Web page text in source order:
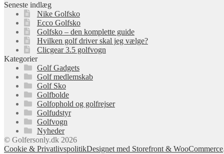
Seneste indlæg
Nike Golfsko
Ecco Golfsko
Golfsko – den komplette guide
Hvilken golf driver skal jeg vælge?
Clicgear 3.5 golfvogn
Kategorier
Golf Gadgets
Golf medlemskab
Golf Sko
Golfbolde
Golfophold og golfrejser
Golfudstyr
Golfvogn
Nyheder
© Golfersonly.dk 2026
Cookie & PrivatlivspolitikDesignet med Storefront & WooCommerce